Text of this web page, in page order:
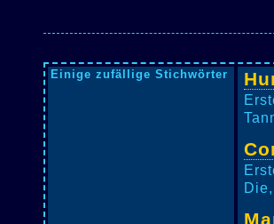
Einige zufällige Stichwörter